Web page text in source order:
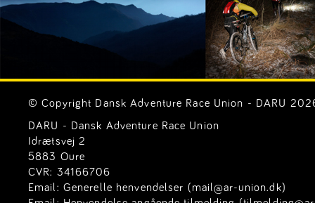
© Copyright Dansk Adventure Race Union - DARU
DARU - Dansk Adventure Race Union
Idrætsvej 2
5883 Oure
CVR: 34166706
Email: Generelle henvendelser (mail@ar-union.dk)